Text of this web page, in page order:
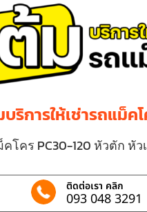
ริการให้เช่ารถแม็ค
โคร PC30-120 หัวตัก หั
ติดต่อเรา คลิก
093 048 3291